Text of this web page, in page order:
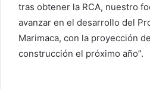
tras obtener la RCA, nuestro
avanzar en el desarrollo del
Marimaca, con la proyección
construcción el próximo año”.